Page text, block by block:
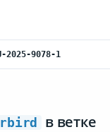
2025-9078-1
в ветке